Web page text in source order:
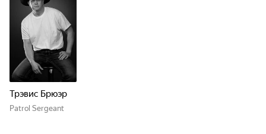
Трэвис Брюэр
Patrol Sergeant